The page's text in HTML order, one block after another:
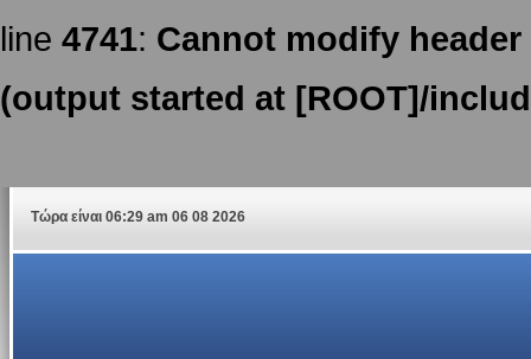
line 4741: Cannot modify
(output started at [ROOT]/
Τώρα είναι 06:29 am 06 08 2026